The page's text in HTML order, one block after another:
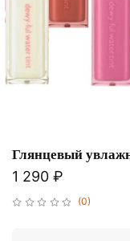
(0)
Глянцевый
1 290 ₽